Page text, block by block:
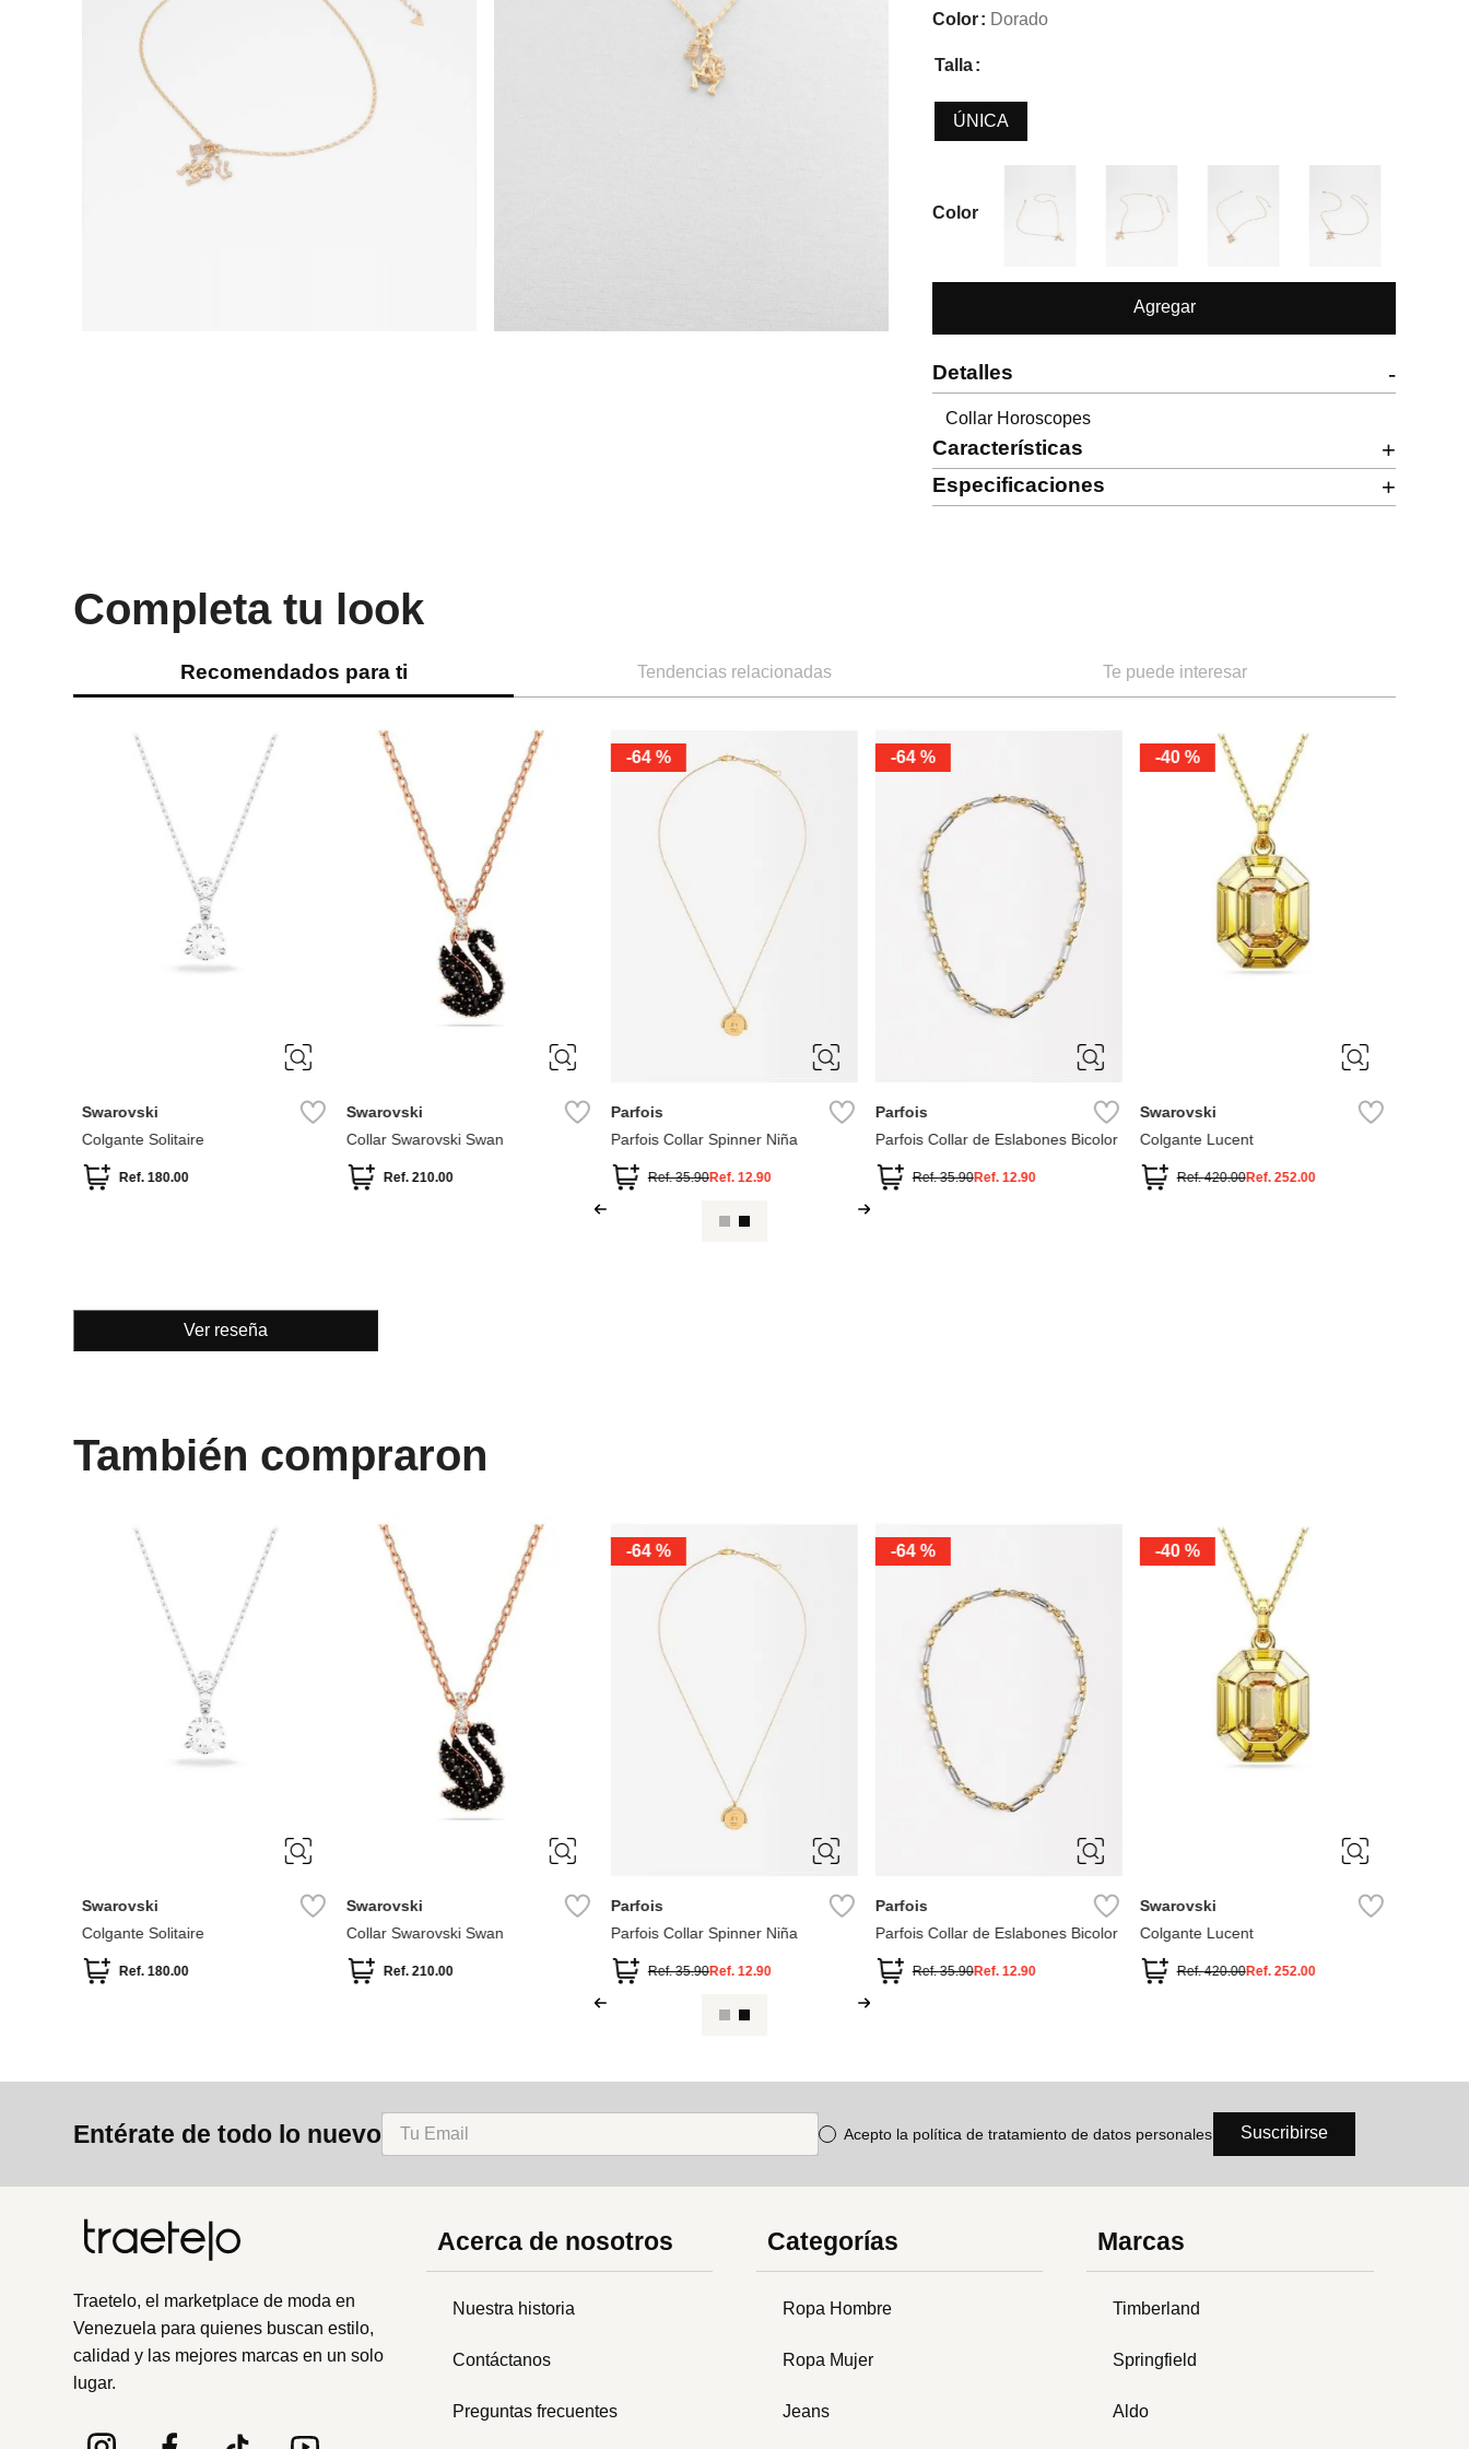
Color Dorado
Talla
ÚNICA
Color
Agregar
Detalles -
Collar Horoscopes
Características +
Especificaciones +
Completa tu look
Recomendados para ti Tendencias relacionadas Te puede interesar
Swarovski
Colgante Solitaire
Ref. 180.00
Swarovski
Collar Swarovski Swan
Ref.210.00
-64 %
Parfois
Parfois Collar Spinner Niña
Ref.35.90Ref. 12.90
-64 %
Parfois
Parfois Collar de Eslabones Bicolor
Ref.35.90Ref. 12.90
-40 %
Swarovski
Colgante Lucent
Ref.420.00Ref.252.00
Ver reseña
También compraron
Swarovski
Colgante Solitaire
Ref. 180.00
Swarovski
Collar Swarovski Swan
Ref.210.00
-64 %
Parfois
Parfois Collar Spinner Niña
Ref.35.90Ref. 12.90
-64 %
Parfois
Parfois Collar de Eslabones Bicolor
Ref.35.90Ref. 12.90
-40 %
Swarovski
Colgante Lucent
Ref.420.00Ref.252.00
Entérate de todo lo nuevo Acepto la política de tratamiento de datos personales Suscribirse
Traetelo, el marketplace de moda en
Venezuela para quienes buscan estilo,
calidad y las mejores marcas en un solo
lugar.
Acerca de nosotros
Nuestra historia
Contáctanos
Preguntas frecuentes
Categorías
Ropa Hombre
Ropa Mujer
Jeans
Marcas
Timberland
Springfield
Aldo
mng
bolso
bimba lola